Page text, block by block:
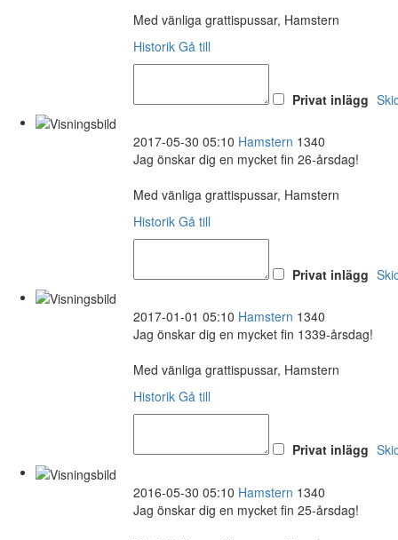
Med vänliga grattispussar, Hamstern
Historik Gå till
Privat inlägg
2017-05-30 05:10 Hamstern 1340
Jag önskar dig en mycket fin 26-årsdag!
Med vänliga grattispussar, Hamstern
Historik Gå till
Privat inlägg
2017-01-01 05:10 Hamstern 1340
Jag önskar dig en mycket fin 1339-årsdag!
Med vänliga grattispussar, Hamstern
Historik Gå till
Privat inlägg
2016-05-30 05:10 Hamstern 1340
Jag önskar dig en mycket fin 25-årsdag!